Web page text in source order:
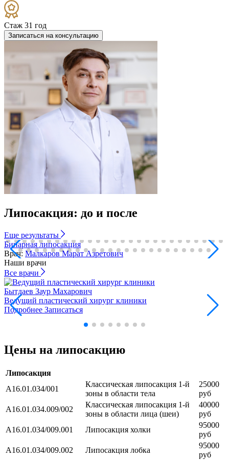
Стаж 31 год
Записаться на консультацию
Липосакция: до и после
Еще результаты
Бинарная липосакция
Врач: Малкаров Марат Азретович
Наши врачи
Все врачи
Бытдаев Заур Махарович
Ведущий пластический хирург клиники
Подробнее Записаться
Цены на липосакцию
Липосакция
A16.01.034/001
Классическая липосакция 1-й
зоны в области тела
25000
руб
A16.01.034.009/002
Классическая липосакция 1-й
зоны в области лица (шеи)
40000
руб
A16.01.034/009.001
Липосакция холки
95000
руб
A16.01.034/009.002
Липосакция лобка
95000
руб